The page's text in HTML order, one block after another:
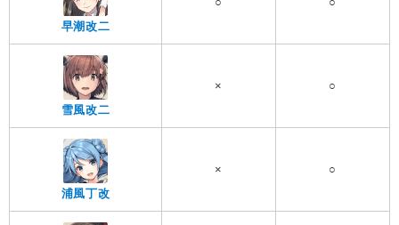
早潮改二
雪風改二
× ○
浦風丁改
× ○